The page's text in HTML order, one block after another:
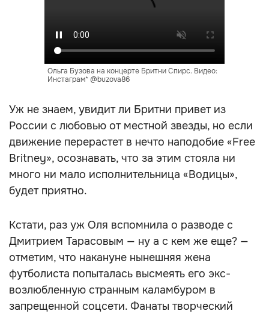
Ольга Бузова на концерте Бритни Спирс. Видео:
Инстаграм* @buzova86
Уж не знаем, увидит ли Бритни привет из
России с любовью от местной звезды, но если
движение перерастет в нечто наподобие «Free
Britney», осознавать, что за этим стояла ни
много ни мало исполнительница «Водицы»,
будет приятно.
Кстати, раз уж Оля вспомнила о разводе с
Дмитрием Тарасовым — ну а с кем же еще? —
отметим, что накануне нынешняя жена
футболиста попыталась высмеять его экс-
возлюбленную странным каламбуром в
запрещенной соцсети. Фанаты творческий